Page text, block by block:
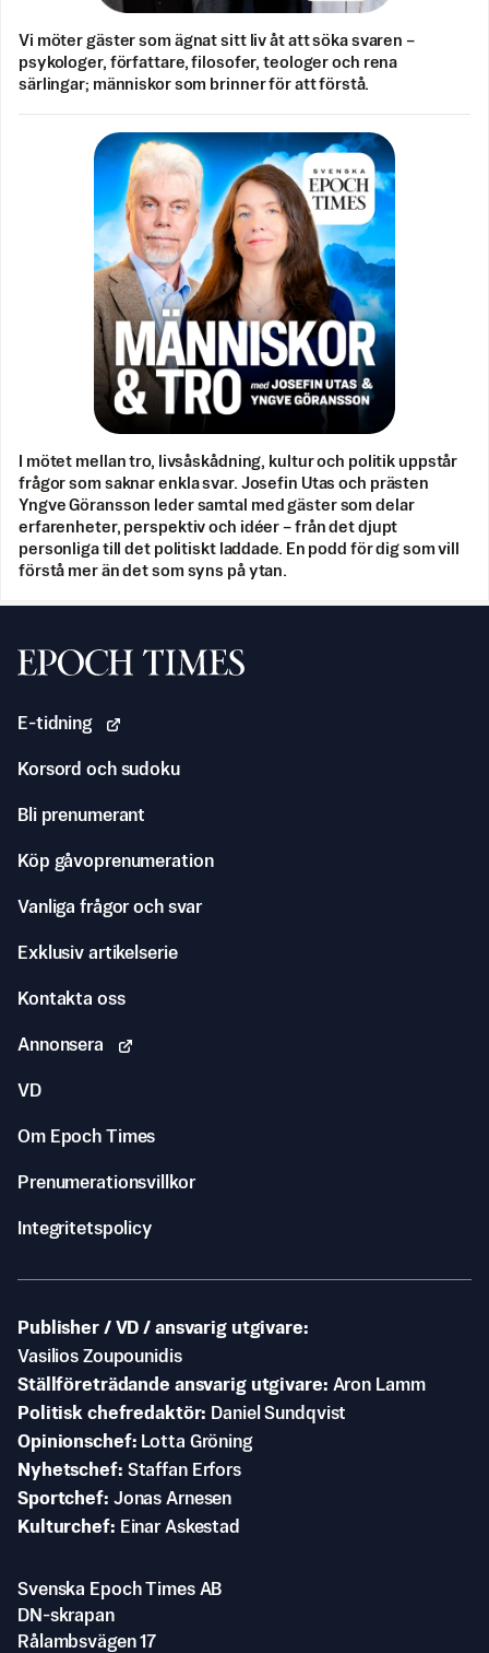
Vi möter gäster som ägnat sitt liv åt att söka svaren –
psykologer, författare, filosofer, teologer och rena
särlingar; människor som brinner för att förstå.
I mötet mellan tro, livsåskådning, kultur och politik uppstår
frågor som saknar enkla svar. Josefin Utas och prästen
Yngve Göransson leder samtal med gäster som delar
erfarenheter, perspektiv och idéer – från det djupt
personliga till det politiskt laddade. En podd för dig som vill
förstå mer än det som syns på ytan.
Svenska Epoch Times
E-tidning
Korsord och sudoku
Bli prenumerant
Köp gåvoprenumeration
Vanliga frågor och svar
Exklusiv artikelserie
Kontakta oss
Annonsera
VD
Om Epoch Times
Prenumerationsvillkor
Integritetspolicy
Publisher / VD / ansvarig utgivare
Vasilios Zoupounidis
Ställföreträdande ansvarig utgivare Aron Lamm
Politisk chefredaktör
Daniel Sundqvist
Opinionschef
Lotta Gröning
Nyhetschef Staffan Erfors
Sportchef Jonas Arnesen
Kulturchef
Einar Askestad
Svenska Epoch Times AB
DN-skrapan
Rålambsvägen 17